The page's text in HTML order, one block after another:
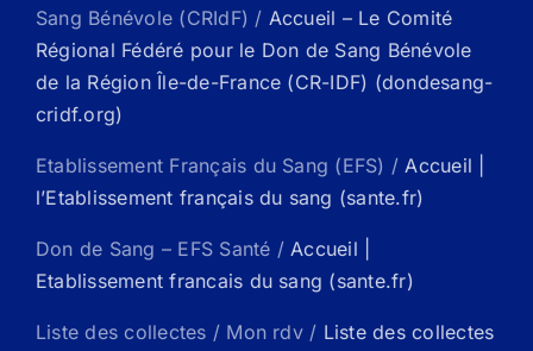
Sang Bénévole (CRIdF) / Accueil – Le Comité
Régional Fédéré pour le Don de Sang Bénévole
de la Région Île-de-France (CR-IDF) (dondesang-
cridf.org)
Etablissement Français du Sang (EFS) /Accueil |
l’Etablissement français du sang (sante.fr)
Don de Sang – EFS Santé /Accueil |
Etablissement francais du sang (sante.fr)
Liste des collectes / Mon rdv / Liste des collectes